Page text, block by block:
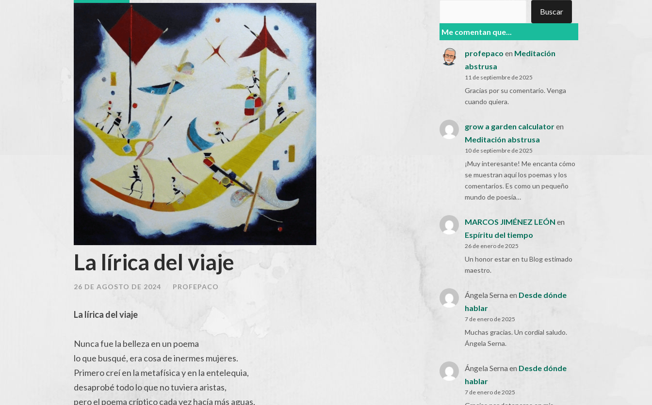
La lírica del viaje
26 DE AGOSTO DE 2024 PROFEPACO
La lírica del viaje
Nunca fue la belleza en un poema
lo que busqué, era cosa de inermes mujeres.
Primero creí en la metafísica y en la entelequia,
desaprobé todo lo que no tuviera aristas,
pero el poema críptico cada vez hacía más aguas,
Buscar
Me comentan que...
profepaco en Meditación
abstrusa
11 de septiembre de 2025
Gracias por su comentario. Venga
cuando quiera.
grow a garden calculatoren
Meditación abstrusa
10 de septiembre de 2025
¡Muy interesante! Me encanta cómo
se muestran aquí los poemas y los
comentarios. Es como un pequeño
mundo de poesía…
MARCOS JIMÉNEZ LEÓN en
Espíritu del tiempo
26 de enero de 2025
Un honor estar en tu Blog estimado
maestro.
Ángela Serna en Desde dónde
hablar
7 de enero de 2025
Muchas gracias. Un cordial saludo.
Ángela Serna.
Ángela Serna en Desde dónde
hablar
7 de enero de 2025